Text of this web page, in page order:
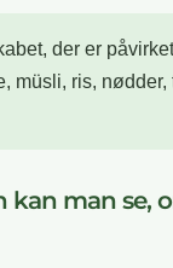
der er
müsli, ris,
man se,